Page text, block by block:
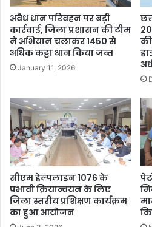
अवैध धान परिवहन पर बड़ी
कार्रवाई, जिला प्रशासन की टीम
ने अभियान चलाकर 1450 से
अधिक कट्टा धान किया जब्त
January 11, 2026
सीएम हेल्पलाइन 1076 के
प्रभावी क्रियान्वयन के लिए
जिला स्तरीय प्रशिक्षण कार्यक्रम
का हुआ आयोजन